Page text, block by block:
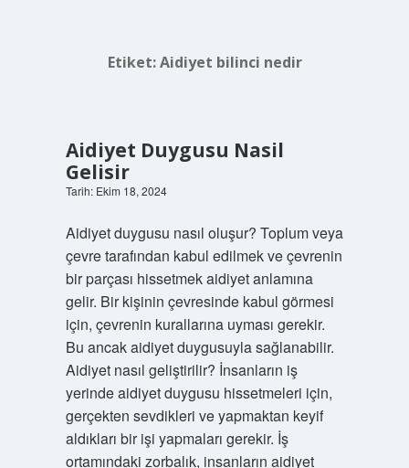
Etiket:Aidiyet bilinci nedir
Aidiyet Duygusu Nasil
Gelisir
Tarih: Ekim 18, 2024
Aidiyet duygusu nasıl oluşur? Toplum veya
çevre tarafından kabul edilmek ve çevrenin
bir parçası hissetmek aidiyet anlamına
gelir. Bir kişinin çevresinde kabul görmesi
için, çevrenin kurallarına uyması gerekir.
Bu ancak aidiyet duygusuyla sağlanabilir.
Aidiyet nasıl geliştirilir? İnsanların iş
yerinde aidiyet duygusu hissetmeleri için,
gerçekten sevdikleri ve yapmaktan keyif
aldıkları bir işi yapmaları gerekir. İş
ortamındaki zorbalık, insanların aidiyet